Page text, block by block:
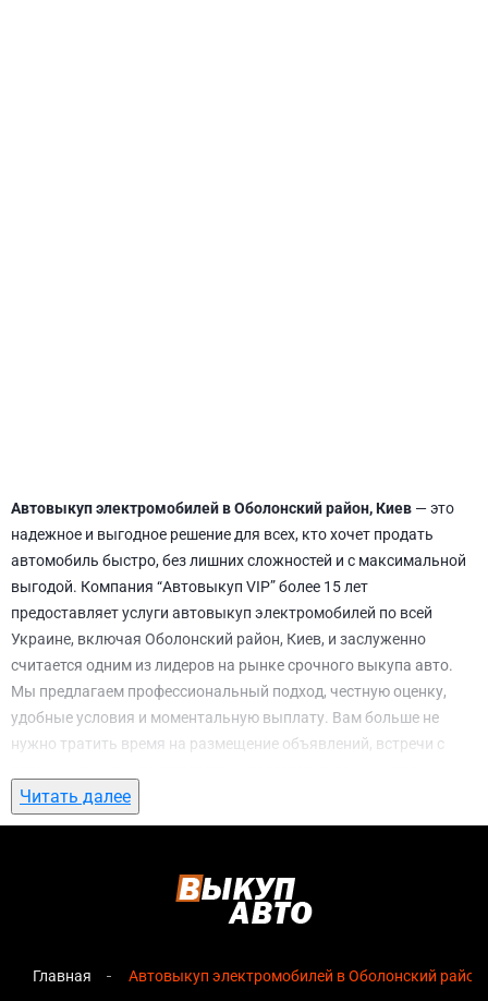
Автовыкуп электромобилей в Оболонский район, Киев — это
надежное и выгодное решение для всех, кто хочет продать
автомобиль быстро, без лишних сложностей и с максимальной
выгодой. Компания “Автовыкуп VIP” более 15 лет
предоставляет услуги автовыкуп электромобилей по всей
Украине, включая Оболонский район, Киев, и заслуженно
считается одним из лидеров на рынке срочного выкупа авто.
Мы предлагаем профессиональный подход, честную оценку,
удобные условия и моментальную выплату. Вам больше не
нужно тратить время на размещение объявлений, встречи с
ожидание. С нами вы можете
Оболонский район, Киеввсего за 1 день.
автовыкуп электромобилей в Оболонский
Мгновенная оценка— предварительная стоимость
Читать далее
Главная Автовыкуп электромобилей в Оболонский